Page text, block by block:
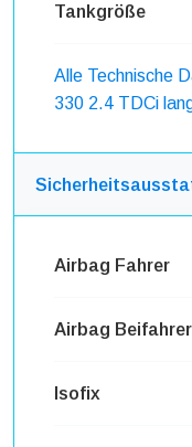
Tankgröße
Alle Technische
330 2.4 TDCi
Airbag Fahrer
Airbag Beifahrer
Isofix